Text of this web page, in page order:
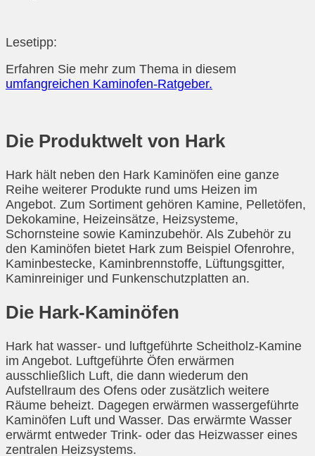
Lesetipp:
Erfahren Sie mehr zum Thema in diesem
umfangreichen Kaminofen-Ratgeber.
Die Produktwelt von Hark
Hark hält neben den Hark Kaminöfen eine ganze
Reihe weiterer Produkte rund ums Heizen im
Angebot. Zum Sortiment gehören Kamine, Pelletöfen,
Dekokamine, Heizeinsätze, Heizsysteme,
Schornsteine sowie Kaminzubehör. Als Zubehör zu
den Kaminöfen bietet Hark zum Beispiel Ofenrohre,
Kaminbestecke, Kaminbrennstoffe, Lüftungsgitter,
Kaminreiniger und Funkenschutzplatten an.
Die Hark-Kaminöfen
Hark hat wasser- und luftgeführte Scheitholz-Kamine
im Angebot. Luftgeführte Öfen erwärmen
ausschließlich Luft, die dann wiederum den
Aufstellraum des Ofens oder zusätzlich weitere
Räume beheizt. Dagegen erwärmen wassergeführte
Kaminöfen Luft und Wasser. Das erwärmte Wasser
erwärmt entweder Trink- oder das Heizwasser eines
zentralen Heizsystems.